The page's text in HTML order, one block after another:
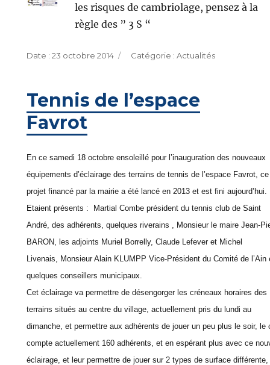
les risques de cambriolage, pensez à la
règle des ” 3 S “
Publié
23 octobre 2014 Catégories
Actualités
Tennis de l’espace
Favrot
En ce samedi 18 octobre ensoleillé pour l’inauguration des nouveaux
équipements d’éclairage des terrains de tennis de l’espace Favrot, ce
projet financé par la mairie a été lancé en 2013 et est fini aujourd’hui.
Etaient présents : Martial Combe président du tennis club de Saint
André, des adhérents, quelques riverains , Monsieur le maire Jean-
BARON, les adjoints Muriel Borrelly, Claude Lefever et Michel
Livenais, Monsieur Alain KLUMPP Vice-Président du Comité de l’Ain
quelques conseillers municipaux.
Cet éclairage va permettre de désengorger les créneaux horaires des
terrains situés au centre du village, actuellement pris du lundi au
dimanche, et permettre aux adhérents de jouer un peu plus le soir, le
compte actuellement 160 adhérents, et en espérant plus avec ce
éclairage, et leur permettre de jouer sur 2 types de surface différente,